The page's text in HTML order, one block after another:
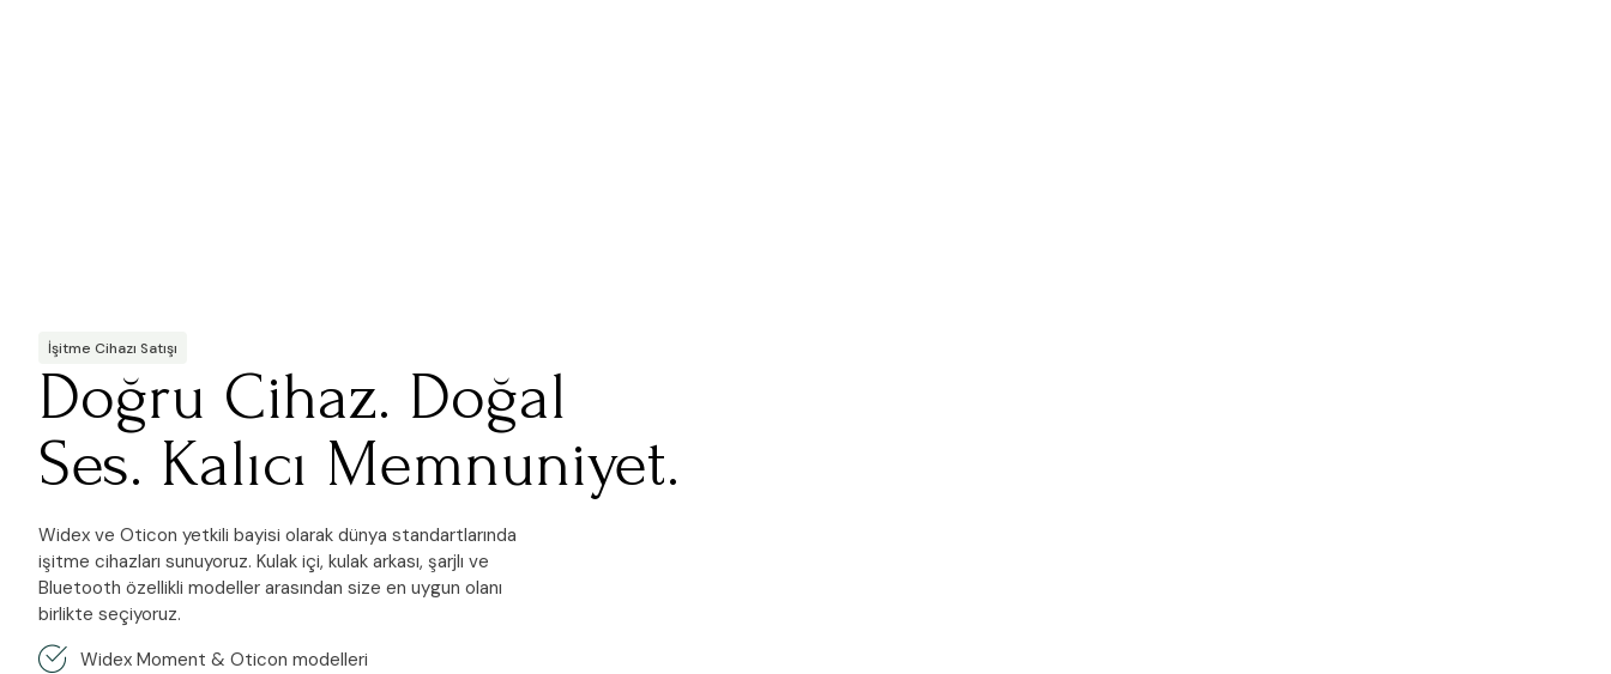
İşitme Cihazı Satışı
Doğru Cihaz. Doğal
Ses. Kalıcı Memnuniyet.
Widex ve Oticon yetkili bayisi olarak dünya standartlarında
işitme cihazları sunuyoruz. Kulak içi, kulak arkası, şarjlı ve
Bluetooth özellikli modeller arasından size en uygun olanı
birlikte seçiyoruz.
Widex Moment & Oticon modelleri